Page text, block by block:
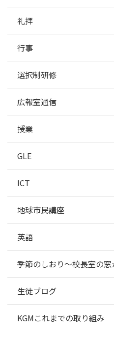
礼拝
行事
選択制研修
広報室通信
授業
GLE
ICT
地球市民講座
英語
季節のしおり～校長室の窓
生徒ブログ
KGMこれまでの取り組み